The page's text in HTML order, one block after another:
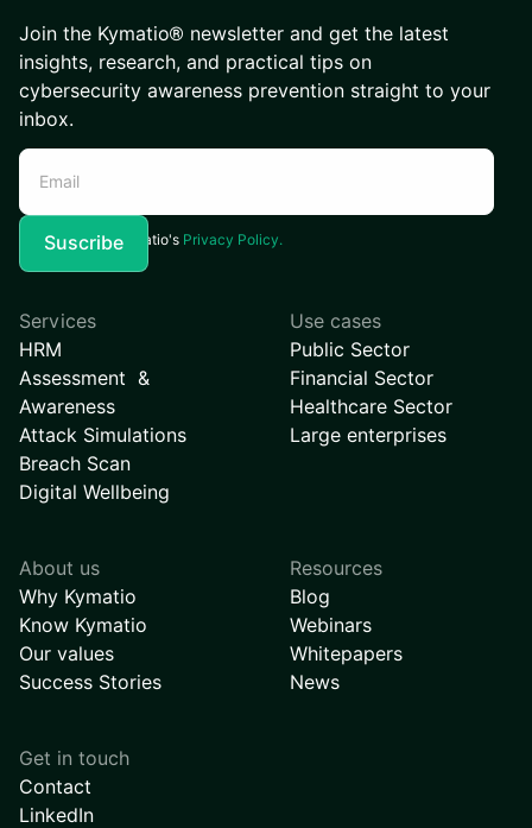
Join the Kymatio® newsletter and get the latest
insights, research, and practical tips on
cybersecurity awareness prevention straight to your
inbox.
I agree to Kymatio's Privacy Policy.
Services
HRM
Assessment &
Awareness
Attack Simulations
Breach Scan
Digital Wellbeing
Use cases
Public Sector
Financial Sector
Healthcare Sector
Large enterprises
About us
Why Kymatio
Know Kymatio
Our values
Success Stories
Resources
Blog
Webinars
Whitepapers
News
Get in touch
Contact
LinkedIn